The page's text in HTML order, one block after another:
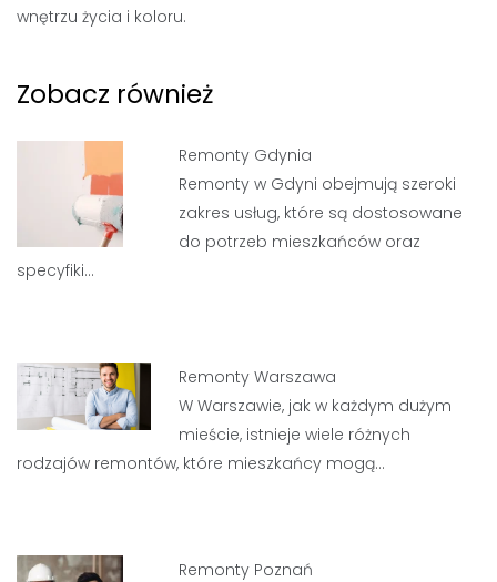
wnętrzu życia i koloru.
Zobacz również
Remonty Gdynia
Remonty w Gdyni obejmują szeroki
zakres usług, które są dostosowane
do potrzeb mieszkańców oraz
specyfiki…
Remonty Warszawa
W Warszawie, jak w każdym dużym
mieście, istnieje wiele różnych
rodzajów remontów, które mieszkańcy mogą…
Remonty Poznań